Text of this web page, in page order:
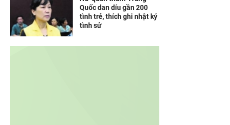
Quốc dan díu gần 200
tình trẻ, thích ghi nhật ký
tình sử